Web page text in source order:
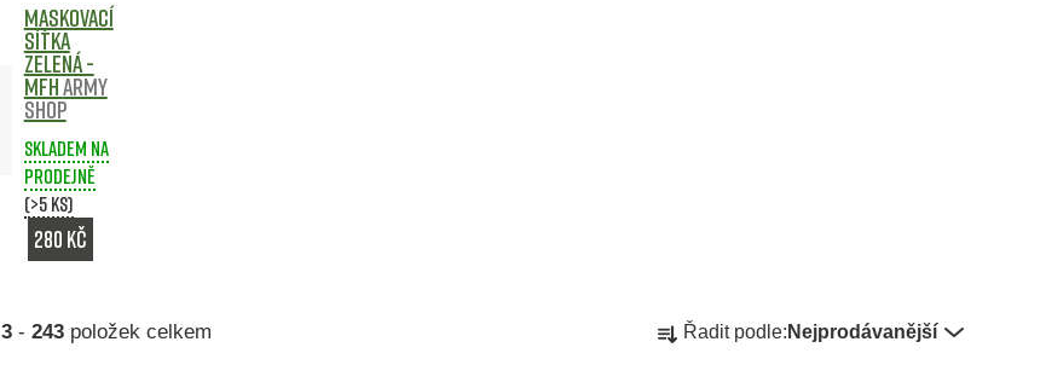
Maskovací
síťka
Zelená -
MFHArmy
shop
Skladem na
prodejně
(>5 ks)
280 Kč
3- 243položek celkem
Ř Řadit podle: Nejprodávanější